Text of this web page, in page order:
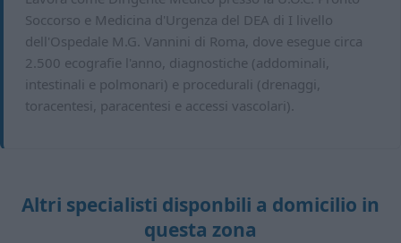
Soccorso e Medicina d'Urgenza del DEA di I livello
dell'Ospedale M.G. Vannini di Roma, dove esegue circa
2.500 ecografie l'anno, diagnostiche (addominali,
intestinali e polmonari) e procedurali (drenaggi,
toracentesi, paracentesi e accessi vascolari).
Altri specialisti disponbili a domicilio in
questa zona